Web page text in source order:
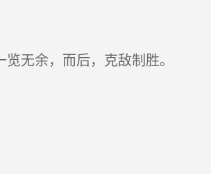
无余，而后，克敌制胜。